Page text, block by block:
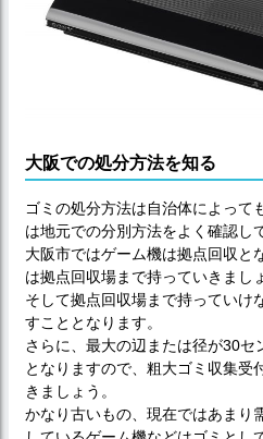
大阪での処分方法を知る
ゴミの処分方法は自治体によって
は地元での分別方法をよく確認し
大阪市ではゲーム機は拠点回収と
は拠点回収場まで持っていきまし
そして拠点回収場まで持っていけ
すこととなります。
さらに、最大の辺または径が30セ
となりますので、粗大ゴミ収集受
きましょう。
かなり古いもの、現在ではあまり